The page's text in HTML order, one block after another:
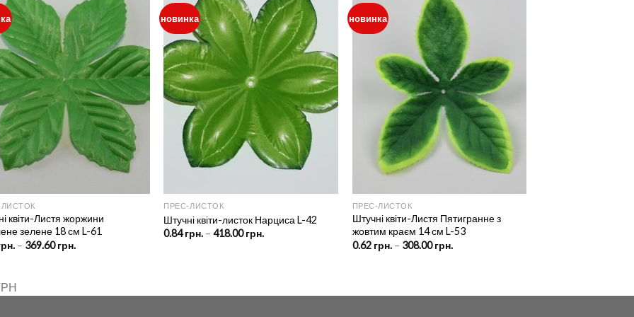
квіти-Листя жоржини
зелене 18 см L-61
– 369.60грн.Price
новинка
ПРЕС‑ЛИСТОК
Штучні квіти-листок Нарциса L-42
0.84грн. – 418.00грн.Price
новинка
ПРЕС‑ЛИСТОК
Штучні квіти-Листя Пятигранне з
жовтим краєм 14 см L-53
0.62 грн. – 308.00грн.Price